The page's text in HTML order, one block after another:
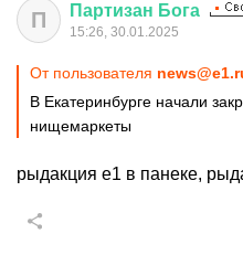
П Партизан Бога
15:26, 30.01.2025
От пользователя
В Екатеринбурге начали
нищемаркеты
рыдакция е1 в панеке,